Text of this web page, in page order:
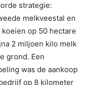
strategie:
melkveestal en
op 50 hectare
2 miljoen kilo melk
grond. Een
was de aankoop
op 8 kilometer